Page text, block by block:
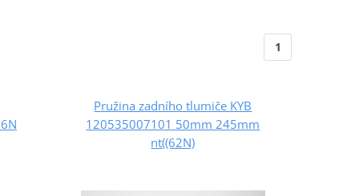
1
Pružina zadního tlumiče KYB
120535007101 50mm 245mm
nt((62N)